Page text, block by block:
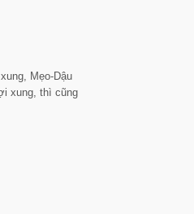
Mẹo-Dậu
xung, thì cũng